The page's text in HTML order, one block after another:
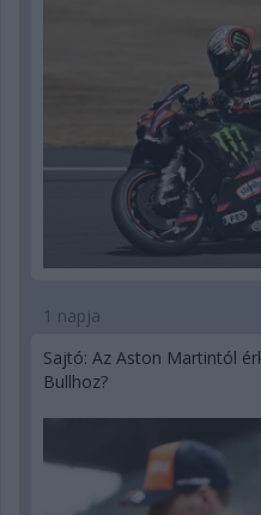
1 napja
Sajtó: Az Aston Martintól
Bullhoz?